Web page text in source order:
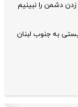
دشمن را نبینیم
به جنوب لبنان